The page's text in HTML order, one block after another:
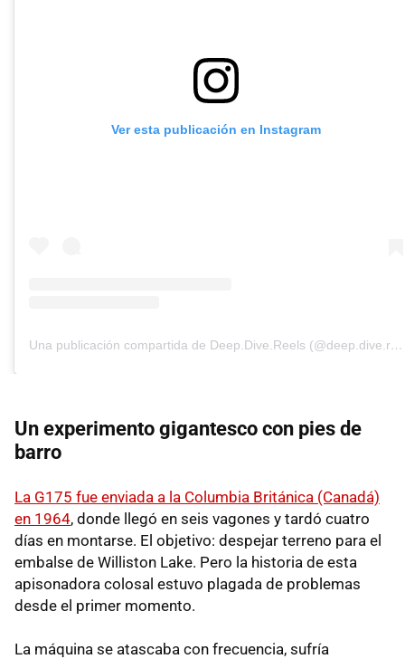
Ver esta publicación en Instagram
Una publicación compartida de Deep.Dive.Reels (@deep.dive.reels)
Un experimento gigantesco con pies de
barro
La G175 fue enviada a la Columbia Británica (Canadá)
en 1964, donde llegó en seis vagones y tardó cuatro
días en montarse. El objetivo: despejar terreno para el
embalse de Williston Lake. Pero la historia de esta
apisonadora colosal estuvo plagada de problemas
desde el primer momento.
La máquina se atascaba con frecuencia, sufría